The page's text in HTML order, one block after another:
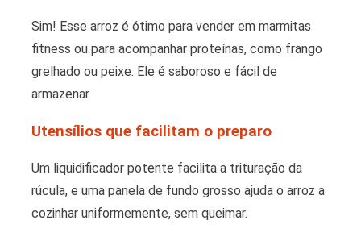
Sim! Esse arroz é ótimo para vender em marmitas
fitness ou para acompanhar proteínas, como frango
grelhado ou peixe. Ele é saboroso e fácil de
armazenar.
Utensílios que facilitam o preparo
Um liquidificador potente facilita a trituração da
rúcula, e uma panela de fundo grosso ajuda o arroz a
cozinhar uniformemente, sem queimar.